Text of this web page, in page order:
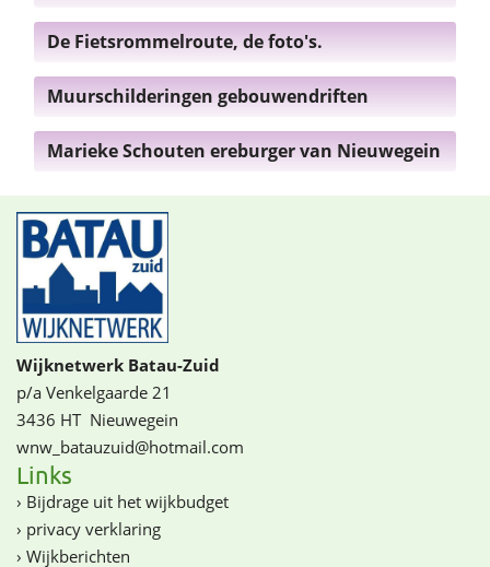
De Fietsrommelroute, de foto's.
Muurschilderingen gebouwendriften
Marieke Schouten ereburger van Nieuwegein
Wijknetwerk Batau-Zuid
p/a Venkelgaarde 21
3436 HT Nieuwegein
wnw_batauzuid@­­hotmail.com
Links
› Bijdrage uit het wijkbudget
› privacy verklaring
› Wijkberichten